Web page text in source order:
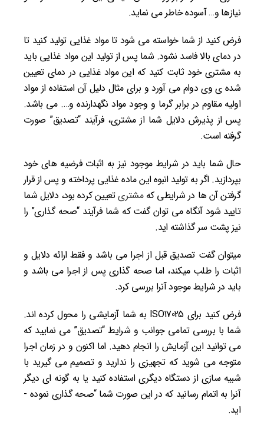
نیازها و… آسوده خاطر می­ نماید.
فرض کنید از شما خواسته می­ شود تا مواد غذایی تولید کنید تا
در دمای بالا فاسد نشود. شما پس از تولید این مواد غذایی باید
به مشتری خود ثابت کنید که این مواد غذایی در دمای تعیین
شده­ ی وی دوام می ­آورد و برای مثال دلیل آن استفاده از مواد
اولیه مقاوم در برابر گرما و وجود مواد نگهدارنده و…. می ­باشد.
پس از پذیرش دلایل شما از مشتری، فرآیند “تصدیق” صورت
گرفته است.
حال شما باید در شرایط موجود نیز به اثبات فرضیه ­های خود
بپردازید. اگر به تولید انبوه این ماده غذایی پرداخته و پس از قرار
گرفتن آن­ ها در شرایطی کهمشتریتعیین کرده بود، دلایل شما
تایید شود آنگاه می ­توان گفت که شما فرآیند “صحه­ گذاری” را
نیز پشت سر گذاشته اید.
می­توان گفت تصدیق قبل از اجرا می ­باشد و فقط ارائه دلایل و
اثبات را طلب می­کند، اما صحه گذاری پس از اجرا می­ باشد و
باید در شرایط موجود آن­را بررسی کرد.
فرض کنید برای ISO17025 به شما آزمایشی را محول کرده اند.
شما با بررسی تمامی جوانب و شرایط “تصدیق” می ­نمایید که
می­ توانید این آزمایش را انجام دهید. اما اکنون و در زمان اجرا
متوجه می­ شوید که تجهیزی را ندارید و تصمیم می­ گیرید با
شبیه­ سازی از دستگاه دیگری استفاده کنید یا به گونه­ ای دیگر
آن­را به اتمام رسانید که در این صورت شما “صحه­ گذاری نموده ­
اید.